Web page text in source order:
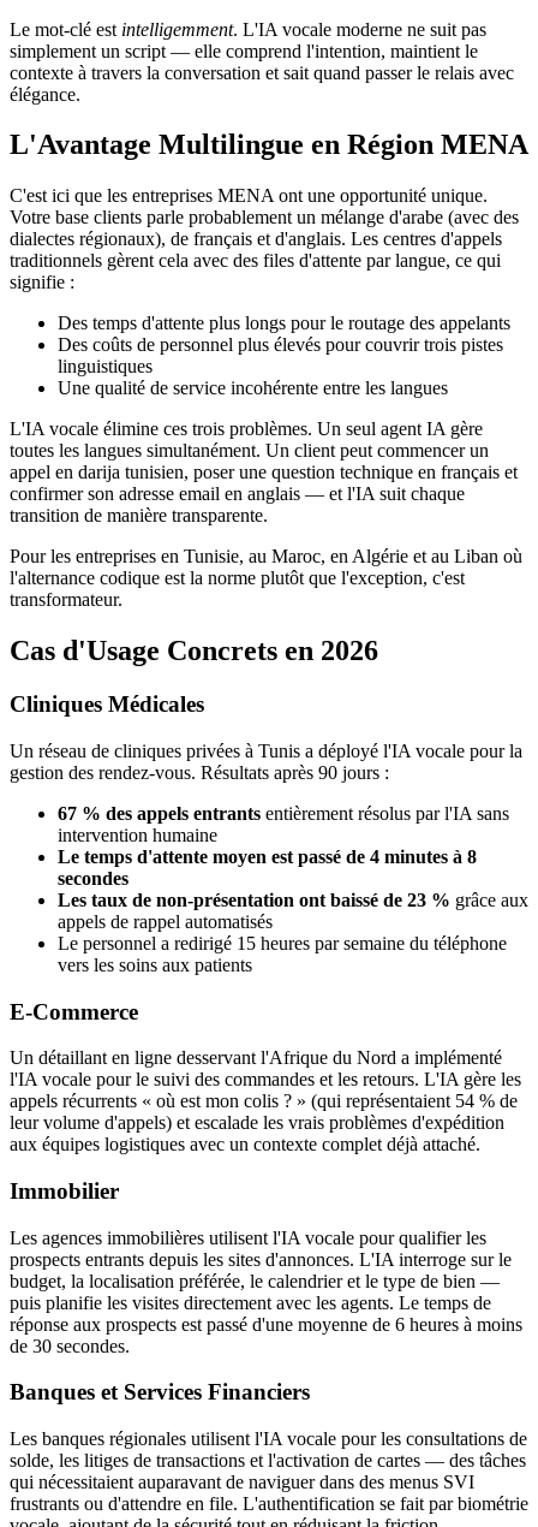
Le mot-clé est intelligemment. L'IA vocale moderne ne suit pas
simplement un script — elle comprend l'intention, maintient le
contexte à travers la conversation et sait quand passer le relais avec
élégance.
L'Avantage Multilingue en Région MENA
C'est ici que les entreprises MENA ont une opportunité unique.
Votre base clients parle probablement un mélange d'arabe (avec des
dialectes régionaux), de français et d'anglais. Les centres d'appels
traditionnels gèrent cela avec des files d'attente par langue, ce qui
signifie :
Des temps d'attente plus longs pour le routage des appelants
Des coûts de personnel plus élevés pour couvrir trois pistes
linguistiques
Une qualité de service incohérente entre les langues
L'IA vocale élimine ces trois problèmes. Un seul agent IA gère
toutes les langues simultanément. Un client peut commencer un
appel en darija tunisien, poser une question technique en français et
confirmer son adresse email en anglais — et l'IA suit chaque
transition de manière transparente.
Pour les entreprises en Tunisie, au Maroc, en Algérie et au Liban où
l'alternance codique est la norme plutôt que l'exception, c'est
transformateur.
Cas d'Usage Concrets en 2026
Cliniques Médicales
Un réseau de cliniques privées à Tunis a déployé l'IA vocale pour la
gestion des rendez-vous. Résultats après 90 jours :
67 % des appels entrants entièrement résolus par l'IA sans
intervention humaine
Le temps d'attente moyen est passé de 4 minutes à 8
secondes
Les taux de non-présentation ont baissé de 23 % grâce aux
appels de rappel automatisés
Le personnel a redirigé 15 heures par semaine du téléphone
vers les soins aux patients
E-Commerce
Un détaillant en ligne desservant l'Afrique du Nord a implémenté
l'IA vocale pour le suivi des commandes et les retours. L'IA gère les
appels récurrents « où est mon colis ? » (qui représentaient 54 % de
leur volume d'appels) et escalade les vrais problèmes d'expédition
aux équipes logistiques avec un contexte complet déjà attaché.
Immobilier
Les agences immobilières utilisent l'IA vocale pour qualifier les
prospects entrants depuis les sites d'annonces. L'IA interroge sur le
budget, la localisation préférée, le calendrier et le type de bien —
puis planifie les visites directement avec les agents. Le temps de
réponse aux prospects est passé d'une moyenne de 6 heures à moins
de 30 secondes.
Banques et Services Financiers
Les banques régionales utilisent l'IA vocale pour les consultations de
solde, les litiges de transactions et l'activation de cartes — des tâches
qui nécessitaient auparavant de naviguer dans des menus SVI
frustrants ou d'attendre en file. L'authentification se fait par biométrie